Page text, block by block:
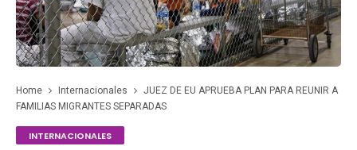
Home Internacionales
JUEZ DE EU APRUEBA PLAN PARA REUNIR A
FAMILIAS MIGRANTES SEPARADAS
INTERNACIONALES